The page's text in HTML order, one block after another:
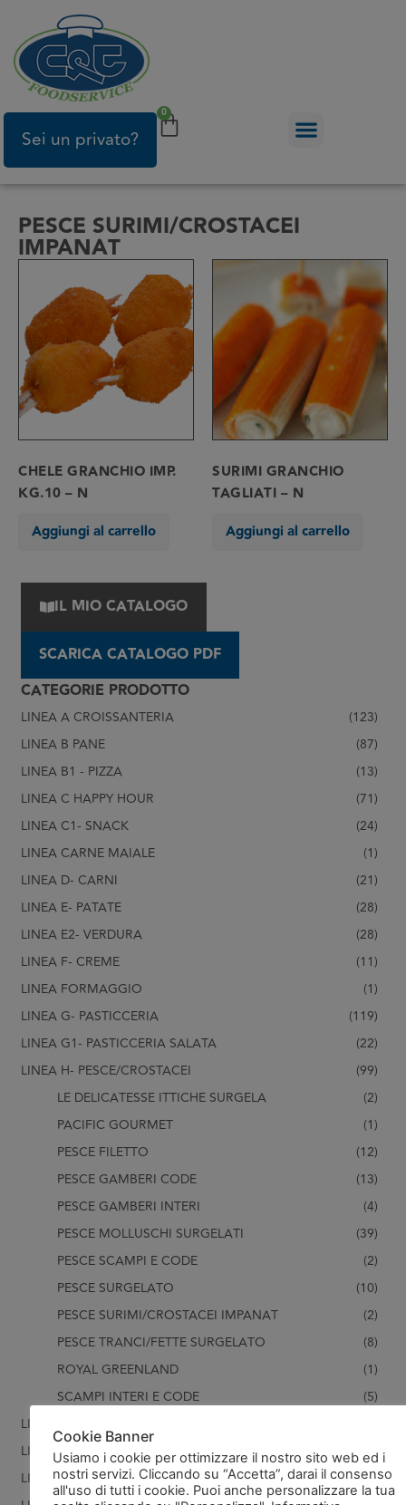
Sei un privato?
0
IL MIO CATALOGO
SCARICA CATALOGO PDF
CATEGORIE PRODOTTO
LINEA A CROISSANTERIA
(123)
LINEA B PANE
(87)
LINEA B1 - PIZZA
(13)
LINEA C HAPPY HOUR
(71)
LINEA C1- SNACK
(24)
LINEA CARNE MAIALE
(1)
LINEA D- CARNI
(21)
LINEA E- PATATE
(28)
LINEA E2- VERDURA
(28)
LINEA F- CREME
(11)
LINEA FORMAGGIO
(1)
LINEA G- PASTICCERIA
(119)
LINEA G1- PASTICCERIA SALATA
(22)
LINEA H- PESCE/CROSTACEI
(99)
LE DELICATESSE ITTICHE SURGELA
(2)
PACIFIC GOURMET
(1)
PESCE FILETTO
(12)
PESCE GAMBERI CODE
(13)
PESCE GAMBERI INTERI
(4)
PESCE MOLLUSCHI SURGELATI
(39)
PESCE SCAMPI E CODE
(2)
PESCE SURGELATO
(10)
PESCE SURIMI/CROSTACEI IMPANAT
(2)
PESCE TRANCI/FETTE SURGELATO
(8)
ROYAL GREENLAND
(1)
SCAMPI INTERI E CODE
(5)
LINEA U - ATTREZZATURA
LINEA V- PASTA FRESCA
(31)
LINEA W - PRODOTTI FRESCHI
(10)
PESCE SURIMI/CROSTACEI
IMPANAT
CHELE GRANCHIO IMP.
KG.10 – N
Aggiungi al carrello
SURIMI GRANCHIO
TAGLIATI – N
Aggiungi al carrello
Cookie Banner
Usiamo i cookie per ottimizzare il nostro sito web ed i
nostri servizi. Cliccando su “Accetta”, darai il consenso
all'uso di tutti i cookie. Puoi anche personalizzare la tua